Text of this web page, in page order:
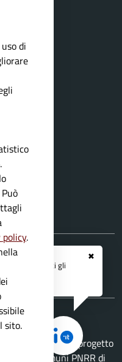
✖
e ricevi tutti gli
Chiese è un progetto
Soluzione Comuni PNRR di
di
.
sito.